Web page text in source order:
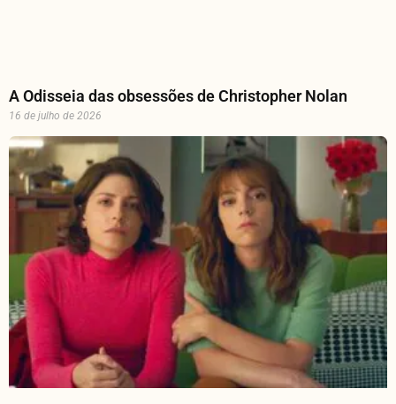
A Odisseia das obsessões de Christopher Nolan
16 de julho de 2026